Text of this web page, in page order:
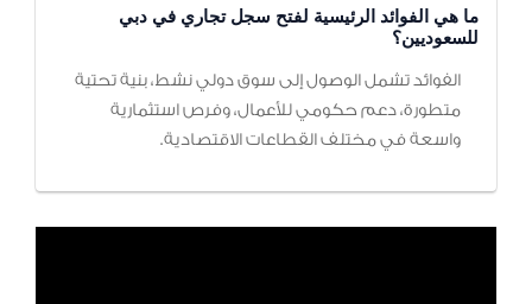
ما هي الفوائد الرئيسية لفتح سجل تجاري في دبي
للسعوديين؟
الفوائد تشمل الوصول إلى سوق دولي نشط، بنية تحتية
متطورة، دعم حكومي للأعمال، وفرص استثمارية
واسعة في مختلف القطاعات الاقتصادية.